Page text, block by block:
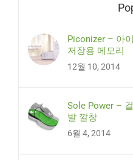
Piconizer – 아
저장용 메모리
12월 10, 2014
Sole Power –
발 깔창
6월 4, 2014